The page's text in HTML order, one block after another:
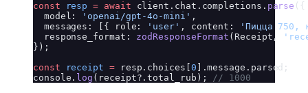
const resp = await client.chat.completions. parse ({
  model:
'openai/gpt-4o-mini' ,
  messages: [{ role:
'user' , content:
'Пицца 750,
  response_format:
zodResponseFormat (Receipt,
});
const receipt = resp.choices[ 0 ].message.parsed;
console. log (receipt?.total_rub); // 1000